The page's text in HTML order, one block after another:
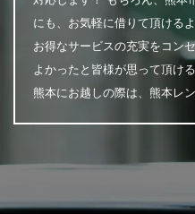
にも、お気軽に借りて頂ける
お得なサービスの充実をコン
よかったと皆様が思って頂け
熊本にお越しの際は、熊本レ